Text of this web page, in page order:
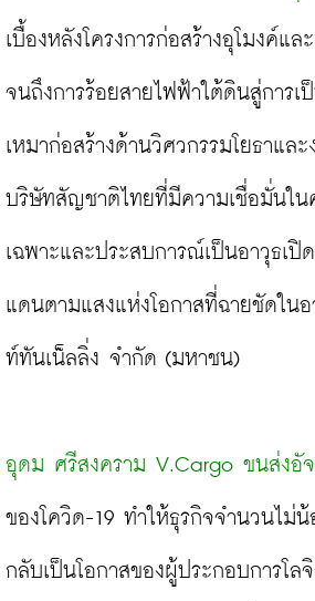
เบื้องหลังโครงการก่อสร้างอุโมงค์แล
จนถึงการร้อยสายไฟฟ้าใต้ดินสู่การเ
เหมาก่อสร้างด้านวิศวกรรมโยธาแล
บริษัทสัญชาติไทยที่มีความเชื่อมั่นใน
เฉพาะและประสบการณ์เป็นอาวุธเปิ
แดนตามแสงแห่งโอกาสที่ฉายชัดใน
ท์ทันเน็ลลิ่ง จำกัด (มหาชน)
อุดม ศรีสงคราม V.Cargo ขนส่งอัจ
ของโควิด-19 ทำให้ธุรกิจจำนวนไม่
กลับเป็นโอกาสของผู้ประกอบการโล